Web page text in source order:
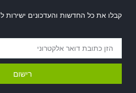
קבלו את כל החדשות והעדכונים ישירות
רישום